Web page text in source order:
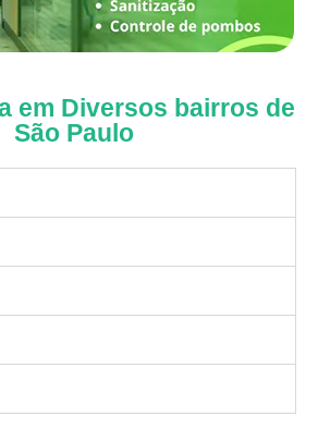
em Diversos bairros de
São Paulo